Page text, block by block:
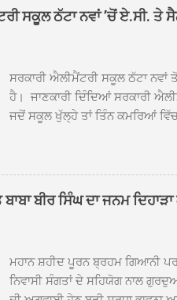
ਦਮਦਮਾ ਸਾਹਿਬ ਠੱਟਾ ਵਿਖੇ ਨਗਰ
ਪ੍ਰਬੰਧਕਾਂ ਦਾ ਗੁਰਦੁਆਰਾ ਦਮਦਮਾ
ਸਕੂਲ ਠੱਟਾ ਨਵਾਂ ’ਚੋਂ ਏ.ਸੀ. ਤੇ
ਸਰਕਾਰੀ ਐਲੀਮੈਂਟਰੀ ਸਕੂਲ ਠੱਟਾ ਨਵਾਂ
ਹੈ। ਜਾਣਕਾਰੀ ਦਿੰਦਿਆਂ ਸਰਕਾਰੀ
ਜਦੋਂ ਸਕੂਲ ਖੁੱਲ੍ਹੇ ਤਾਂ ਤਿੰਨ ਕਮਰਿਆਂ
ਹੋਈਆਂ ਸਨ। ਉਨ੍ਹਾਂ ਦੱਸਿਆ ਕਿ ਉਹ
20 ਤੋਂ 30 ਜੂਨ ਵਿਚਕਾਰ ਹੋਈ ਜਾਪਦੀ
ਸਿੰਘ ਟੋਡਰਵਾਲ ਨੇ ਦੱਸਿਆ ਕਿ ਸਕੂਲ
ਜਿਸ ਦੀ ਮਾਪਿਆਂ ਨੇ ਖੂਬ ਪ੍ਰਸੰਸਾ
ਬੀਰ ਸਿੰਘ ਦਾ ਜਨਮ
ਮਹਾਨ ਸ਼ਹੀਦ ਪੂਰਨ ਬ੍ਰਹਮ ਗਿਆਨੀ
ਨਿਵਾਸੀ ਸੰਗਤਾਂ ਦੇ ਸਹਿਯੋਗ ਨਾਲ